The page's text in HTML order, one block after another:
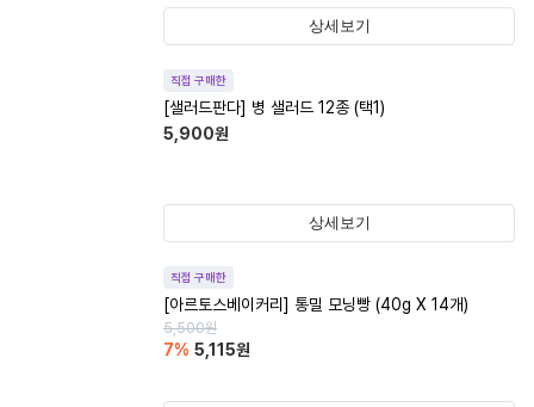
상세보기
직접 구매한
[샐러드판다] 병 샐러드 12종 (택1)
5,900원
상세보기
직접 구매한
[아르토스베이커리] 통밀 모닝빵 (40g X 14개)
5,500원
7% 5,115원